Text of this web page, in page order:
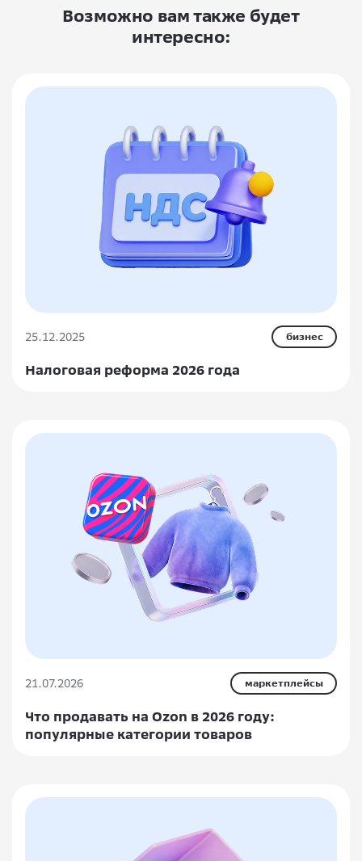
Возможно вам также будет
интересно:
25.12.2025 бизнес
Налоговая реформа 2026 года
21.07.2026 маркетплейсы
Что продавать на Ozon в 2026 году:
популярные категории товаров